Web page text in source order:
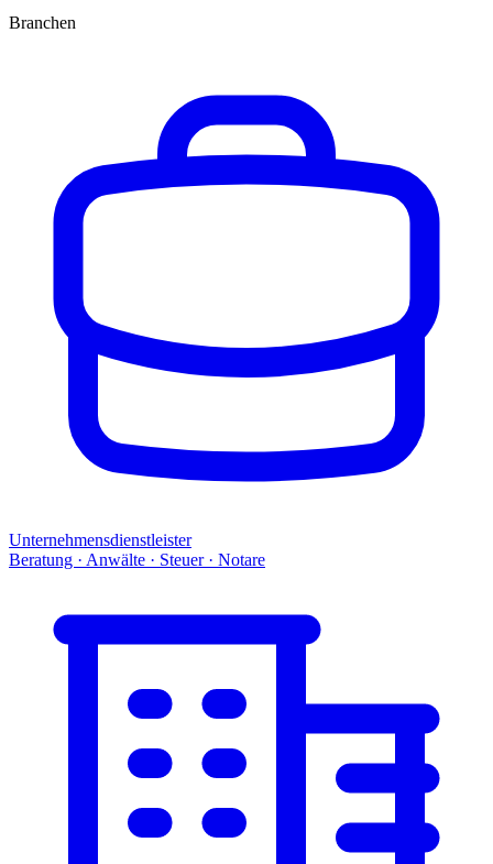
Branchen
Unternehmensdienstleister
Beratung · Anwälte · Steuer · Notare